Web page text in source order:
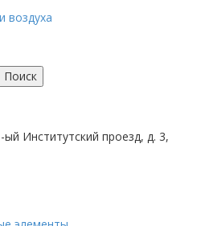
воздуха
Поиск
Институтский проезд, д. 3,